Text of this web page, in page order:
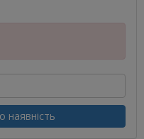
наявність